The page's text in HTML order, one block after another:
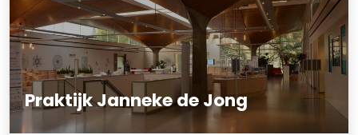
Praktijk Janneke de Jong